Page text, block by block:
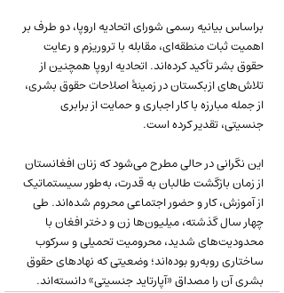
براساس بیانیه رسمی شورای اتحادیه اروپا، دو طرف بر
اهمیت ثبات منطقه‌ای، مقابله با تروریزم و رعایت
حقوق بشر تأکید کرده‌اند. اتحادیه اروپا همچنین از
تلاش‌های ازبکستان در زمینهٔ اصلاحات حقوق بشری،
از جمله مبارزه با کار اجباری و حمایت از برابری
جنسیتی، تقدیر کرده است.
این نگرانی در حالی مطرح می‌شود که زنان افغانستان
از زمان بازگشت طالبان به قدرت، به‌طور سیستماتیک
از آموزش، کار و حضور اجتماعی محروم شده‌اند. طی
چهار سال گذشته، میلیون‌ها زن و دختر افغان با
محدودیت‌های شدید، محرومیت تحمیلی و سرکوب
ساختاری روبه‌رو بوده‌اند؛ وضعیتی که نهادهای حقوق
بشری آن را مصداق «آپارتاید جنسیتی» دانسته‌اند.